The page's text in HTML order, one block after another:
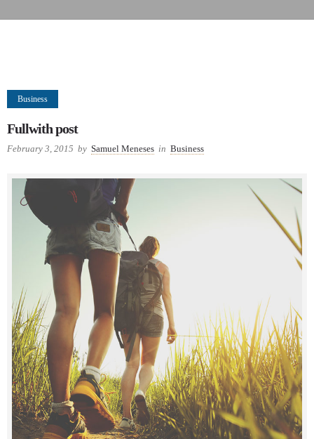
Business
Fullwith post
February 3, 2015 by Samuel Meneses in Business